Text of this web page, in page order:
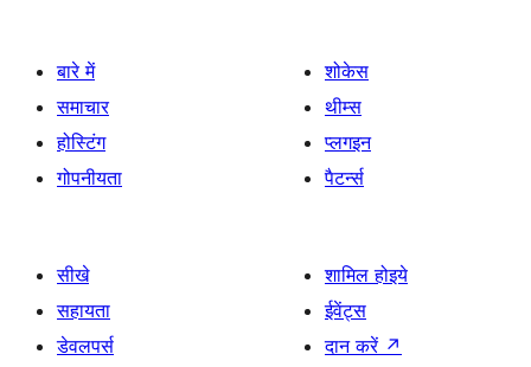
बारे में
समाचार
होस्टिंग
गोपनीयता
शोकेस
थीम्स
प्लगइन
पैटर्न्स
सीखे
सहायता
डेवलपर्स
शामिल होइये
ईवेंट्स
दान करें ↗